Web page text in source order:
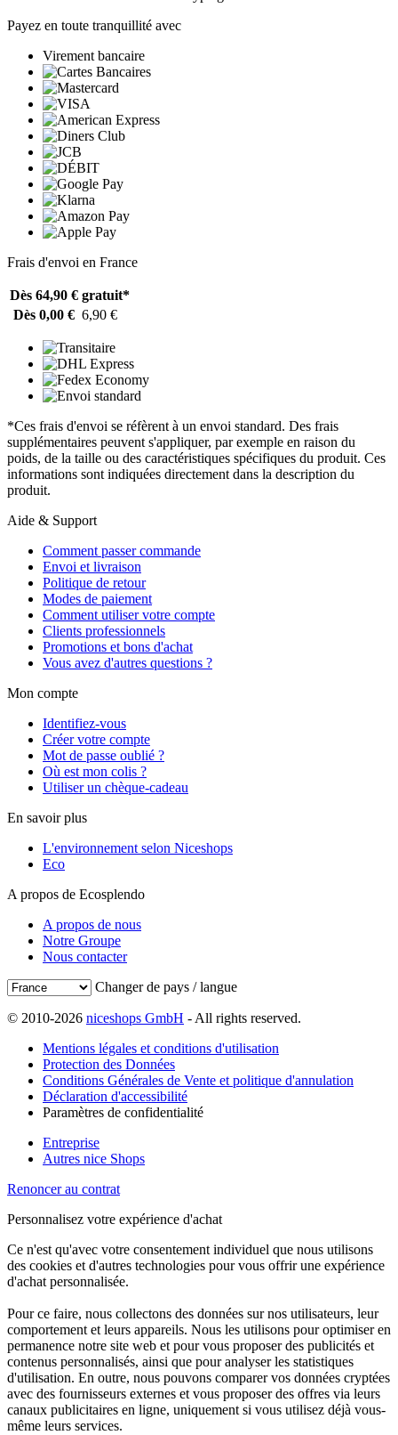
Payez en toute tranquillité avec
Virement bancaire
Frais d'envoi en France
Dès 64,90 € gratuit*
Dès 0,00 € 6,90 €
*Ces frais d'envoi se réfèrent à un envoi standard. Des frais
supplémentaires peuvent s'appliquer, par exemple en raison du
poids, de la taille ou des caractéristiques spécifiques du produit. Ces
informations sont indiquées directement dans la description du
produit.
Aide & Support
Comment passer commande
Envoi et livraison
Politique de retour
Modes de paiement
Comment utiliser votre compte
Clients professionnels
Promotions et bons d'achat
Vous avez d'autres questions ?
Mon compte
Identifiez-vous
Créer votre compte
Mot de passe oublié ?
Où est mon colis ?
Utiliser un chèque-cadeau
En savoir plus
L'environnement selon Niceshops
Eco
A propos de Ecosplendo
A propos de nous
Notre Groupe
Nous contacter
Changer de pays / langue
© 2010-2026 niceshops GmbH - All rights reserved.
Mentions légales et conditions d'utilisation
Protection des Données
Conditions Générales de Vente et politique d'annulation
Déclaration d'accessibilité
Paramètres de confidentialité
Entreprise
Autres nice Shops
Renoncer au contrat
Personnalisez votre expérience d'achat
Ce n'est qu'avec votre consentement individuel que nous utilisons
des cookies et d'autres technologies pour vous offrir une expérience
d'achat personnalisée.
Pour ce faire, nous collectons des données sur nos utilisateurs, leur
comportement et leurs appareils. Nous les utilisons pour optimiser en
permanence notre site web et pour vous proposer des publicités et
contenus personnalisés, ainsi que pour analyser les statistiques
d'utilisation. En outre, nous pouvons comparer vos données cryptées
avec des fournisseurs externes et vous proposer des offres via leurs
canaux publicitaires en ligne, uniquement si vous utilisez déjà vous-
même leurs services.